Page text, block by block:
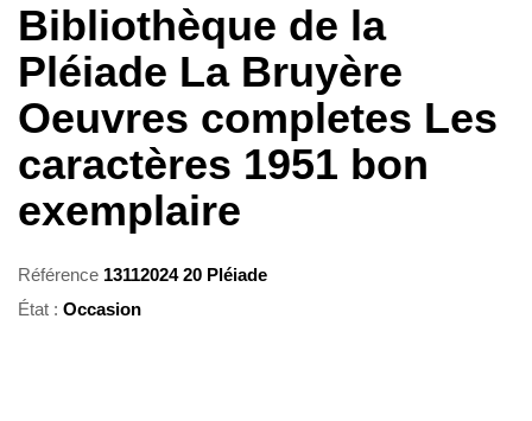
Bibliothèque de la
Pléiade La Bruyère
Oeuvres completes Les
caractères 1951 bon
exemplaire
Référence 13112024 20 Pléiade
État : Occasion